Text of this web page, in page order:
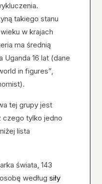
takiego stanu
w krajach
ma średnią
Uganda 16 lat (dane
in figures”,
tej grupy jest
tylko jedno
lista
świata, 143
według siły